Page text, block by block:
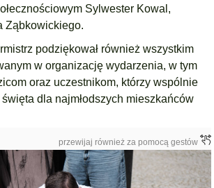
Sylwester Kowal,
Ząbkowickiego.
podziękował również wszystkim
w organizację wydarzenia, w tym
oraz uczestnikom, którzy wspólnie
dla najmłodszych mieszkańców
przewijaj również za pomocą gestów